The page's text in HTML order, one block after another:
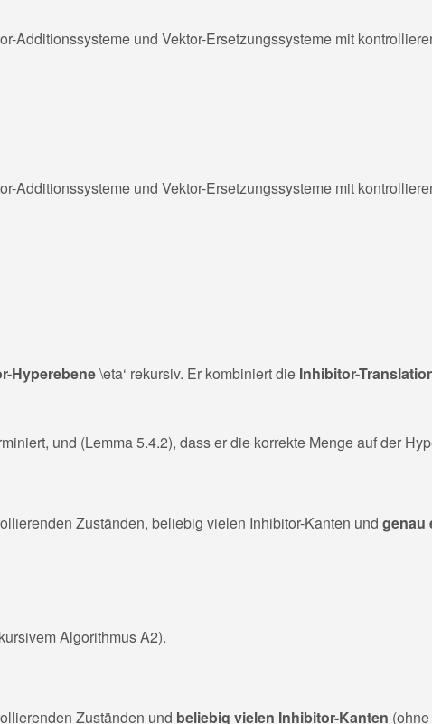
und Vektor-Ersetzungssysteme mit
und Vektor-Ersetzungssysteme mit
Hyperebene\eta‘ rekursiv. Er kombiniert die Inhibitor-
und (Lemma 5.4.2), dass er die korrekte Menge auf der
Zuständen, beliebig vielen Inhibitor-Kanten und genau
Algorithmus A2).
Zuständen und beliebig vielen Inhibitor-Kanten